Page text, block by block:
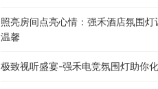
照亮房间点亮心情：强禾酒店氛围灯
温馨
极致视听盛宴-强禾电竞氛围灯助你